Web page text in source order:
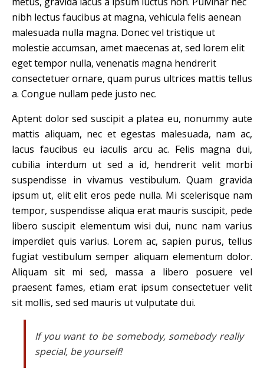
nibh lectus faucibus at magna, vehicula felis aenean
malesuada nulla magna. Donec vel tristique ut
molestie accumsan, amet maecenas at, sed lorem elit
eget tempor nulla, venenatis magna hendrerit
consectetuer ornare, quam purus ultrices mattis tellus
a. Congue nullam pede justo nec.
Aptent dolor sed suscipit a platea eu, nonummy aute
mattis aliquam, nec et egestas malesuada, nam ac,
lacus faucibus eu iaculis arcu ac. Felis magna dui,
cubilia interdum ut sed a id, hendrerit velit morbi
suspendisse in vivamus vestibulum. Quam gravida
ipsum ut, elit elit eros pede nulla. Mi scelerisque nam
tempor, suspendisse aliqua erat mauris suscipit, pede
libero suscipit elementum wisi dui, nunc nam varius
imperdiet quis varius. Lorem ac, sapien purus, tellus
fugiat vestibulum semper aliquam elementum dolor.
Aliquam sit mi sed, massa a libero posuere vel
praesent fames, etiam erat ipsum consectetuer velit
sit mollis, sed sed mauris ut vulputate dui.
If you want to be somebody, somebody really
special, be yourself!